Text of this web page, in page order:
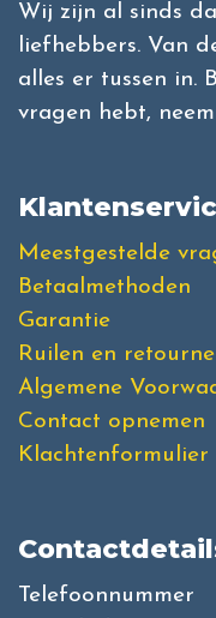
Wij zijn al sinds
liefhebbers. Van
alles er tussen in.
vragen hebt,
Meestgestelde
Betaalmethoden
Garantie
Ruilen en
Algemene
Contact opnemen
Klachtenformulier
Telefoonnummer